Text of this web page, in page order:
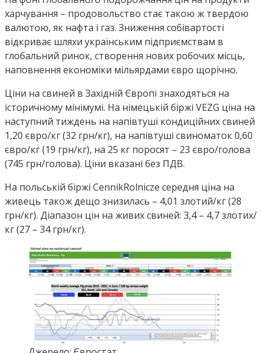
харчування – продовольство стає такою ж твердою
валютою, як нафта і газ. Зниження собівартості
відкриває шляхи українським підприємствам в
глобальний ринок, створення нових робочих місць,
наповнення економіки мільярдами євро щорічно.
Ціни на свиней в Західній Європі знаходяться на
історичному мінімумі. На німецькій біржі VEZG ціна на
наступний тиждень на напівтуші кондиційних свиней
1,20 євро/кг (32 грн/кг), на напівтуші свиноматок 0,60
євро/кг (19 грн/кг), на 25 кг поросят – 23 євро/голова
(745 грн/голова). Ціни вказані без ПДВ.
На польській біржі CennikRolnicze середня ціна на
живець також дещо знизилась – 4,01 злотий/кг (28
грн/кг). Діапазон цін на живих свиней: 3,4 – 4,7 злотих/
кг (27 – 34 грн/кг).